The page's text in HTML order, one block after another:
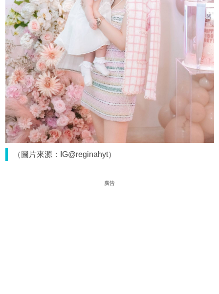
（圖片來源：IG@reginahyt）
廣告